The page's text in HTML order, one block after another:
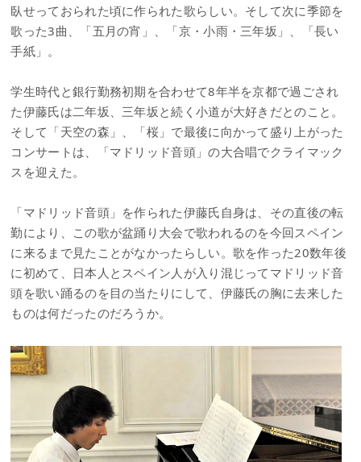
臥せっておられた頃に作られた歌らしい。そして次に季節を
歌った3曲、「五月の宵」、「京・小雨・三年坂」、「長い
手紙」。
学生時代と銀行勤務初期を合わせて8年半を京都で過ごされ
た伊藤氏は二年坂、三年坂と続く小道が大好きだとのこと。
そして「天空の森」、「桜」で最後に向かって盛り上がった
コンサートは、「マドリッド音頭」の大合唱でクライマック
スを迎えた。
「マドリッド音頭」を作られた伊藤氏自身は、その直後の転
勤により、この歌が盆踊り大会で歌われるのを今回スペイン
に来るまで見たことがなかったらしい。歌を作った20数年後
に初めて、日本人とスペイン人が入り混じってマドリッド音
頭を歌い踊るのを目の当たりにして、伊藤氏の胸に去来した
ものは何だったのだろうか。